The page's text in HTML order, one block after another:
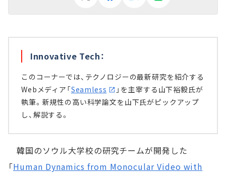
Innovative Tech：
このコーナーでは、テクノロジーの最新研究を紹介する
Webメディア「Seamless
」を主宰する山下裕毅氏が
執筆。新規性の高い科学論文を山下氏がピックアップ
し、解説する。
韓国のソウル大学校の研究チームが開発した
「Human Dynamics from Monocular Video with